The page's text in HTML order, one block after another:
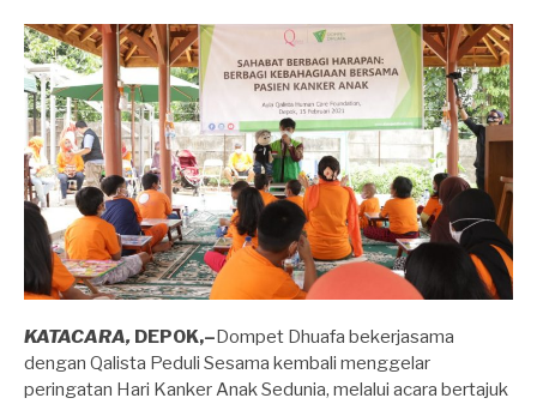
Dhirga
Erlangga
KATACARA, DEPOK,– Dompet Dhuafa bekerjasama
dengan Qalista Peduli Sesama kembali menggelar
peringatan Hari Kanker Anak Sedunia, melalui acara bertajuk